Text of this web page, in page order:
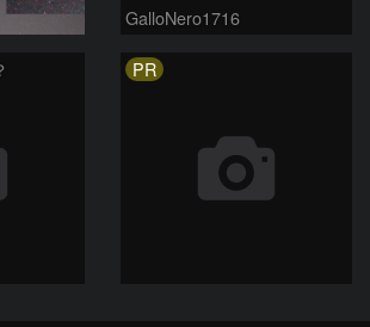
GalloNero1716
PR